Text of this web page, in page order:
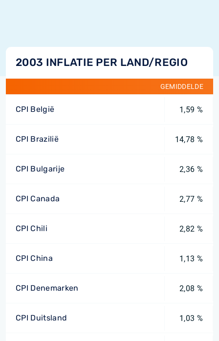
2003 INFLATIE PER LAND/REGIO
GEMIDDELDE
CPI België 1,59 %
CPI Brazilië 14,78 %
CPI Bulgarije 2,36 %
CPI Canada 2,77 %
CPI Chili 2,82 %
CPI China 1,13 %
CPI Denemarken 2,08 %
CPI Duitsland 1,03 %